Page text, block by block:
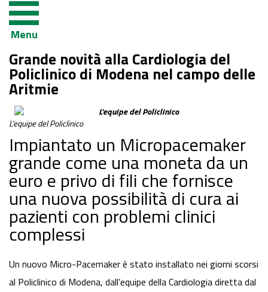
campo delle Aritmie
Menu
Grande novità alla Cardiologia del
Policlinico di Modena nel campo delle
Aritmie
L'equipe del Policlinico
Impiantato un Micropacemaker
grande come una moneta da un
euro e privo di fili che fornisce
una nuova possibilità di cura ai
pazienti con problemi clinici
complessi
Un nuovo Micro-Pacemaker è stato installato nei giorni scorsi
al Policlinico di Modena, dall’equipe della Cardiologia diretta dal